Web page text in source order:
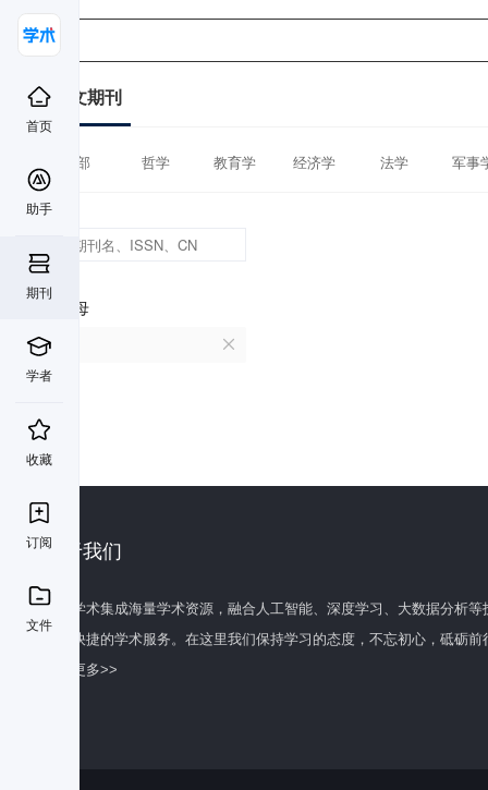
首页
助手
期刊
学者
收藏
订阅
文件
中文期刊
全部 哲学 教育学 经济学 法学 军事
首字母
B
关于我们
百度学术集成海量学术资源，融合人工智能、深度学习、大数据分析
全面快捷的学术服务。在这里我们保持学习的态度，不忘初心，砥砺前
了解更多>>